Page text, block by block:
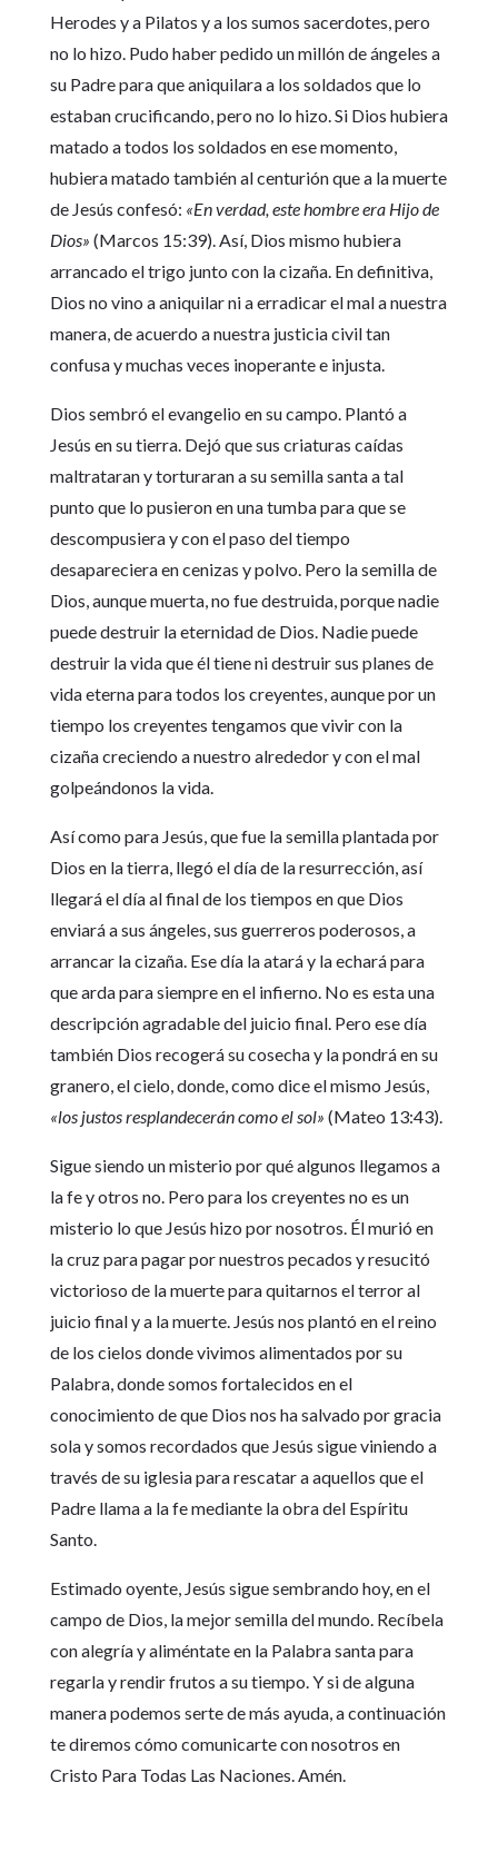
Herodes y a Pilatos y a los sumos sacerdotes, pero
no lo hizo. Pudo haber pedido un millón de ángeles a
su Padre para que aniquilara a los soldados que lo
estaban crucificando, pero no lo hizo. Si Dios hubiera
matado a todos los soldados en ese momento,
hubiera matado también al centurión que a la muerte
de Jesús confesó: «En verdad, este hombre era Hijo de
Dios» (Marcos 15:39). Así, Dios mismo hubiera
arrancado el trigo junto con la cizaña. En definitiva,
Dios no vino a aniquilar ni a erradicar el mal a nuestra
manera, de acuerdo a nuestra justicia civil tan
confusa y muchas veces inoperante e injusta.
Dios sembró el evangelio en su campo. Plantó a
Jesús en su tierra. Dejó que sus criaturas caídas
maltrataran y torturaran a su semilla santa a tal
punto que lo pusieron en una tumba para que se
descompusiera y con el paso del tiempo
desapareciera en cenizas y polvo. Pero la semilla de
Dios, aunque muerta, no fue destruida, porque nadie
puede destruir la eternidad de Dios. Nadie puede
destruir la vida que él tiene ni destruir sus planes de
vida eterna para todos los creyentes, aunque por un
tiempo los creyentes tengamos que vivir con la
cizaña creciendo a nuestro alrededor y con el mal
golpeándonos la vida.
Así como para Jesús, que fue la semilla plantada por
Dios en la tierra, llegó el día de la resurrección, así
llegará el día al final de los tiempos en que Dios
enviará a sus ángeles, sus guerreros poderosos, a
arrancar la cizaña. Ese día la atará y la echará para
que arda para siempre en el infierno. No es esta una
descripción agradable del juicio final. Pero ese día
también Dios recogerá su cosecha y la pondrá en su
granero, el cielo, donde, como dice el mismo Jesús,
«los justos resplandecerán como el sol» (Mateo 13:43).
Sigue siendo un misterio por qué algunos llegamos a
la fe y otros no. Pero para los creyentes no es un
misterio lo que Jesús hizo por nosotros. Él murió en
la cruz para pagar por nuestros pecados y resucitó
victorioso de la muerte para quitarnos el terror al
juicio final y a la muerte. Jesús nos plantó en el reino
de los cielos donde vivimos alimentados por su
Palabra, donde somos fortalecidos en el
conocimiento de que Dios nos ha salvado por gracia
sola y somos recordados que Jesús sigue viniendo a
través de su iglesia para rescatar a aquellos que el
Padre llama a la fe mediante la obra del Espíritu
Santo.
Estimado oyente, Jesús sigue sembrando hoy, en el
campo de Dios, la mejor semilla del mundo. Recíbela
con alegría y aliméntate en la Palabra santa para
regarla y rendir frutos a su tiempo. Y si de alguna
manera podemos serte de más ayuda, a continuación
te diremos cómo comunicarte con nosotros en
Cristo Para Todas Las Naciones. Amén.